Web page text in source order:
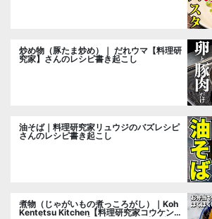
炒め物（豚たま炒め）｜ だれウマ【料理研
究家】さんのレシピ書き起こし
油そば｜料理研究家リュウジのバズレシピ
さんのレシピ書き起こし
煮物（じゃがいもの煮っころがし）｜Koh
Kentetsu Kitchen【料理研究家コウケンテ